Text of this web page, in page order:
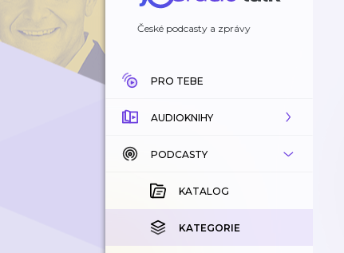
České podcasty a zprávy
PRO TEBE
AUDIOKNIHY
KATALOG
KOUPENÉ
KATEGORIE
PODCASTY
KATALOG
KATEGORIE